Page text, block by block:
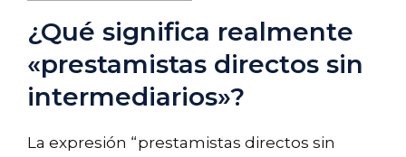
¿Qué significa realmente
«prestamistas directos sin
intermediarios»?
La expresión “prestamistas directos sin